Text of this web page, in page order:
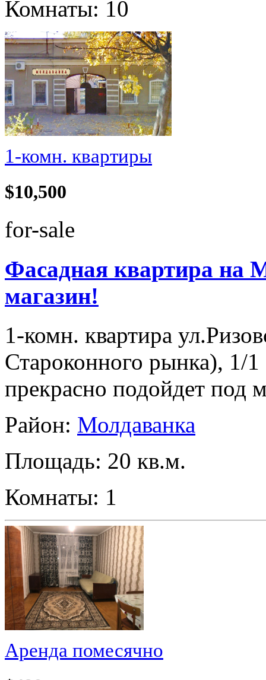
Комнаты: 10
1-комн. квартиры
$10,500
for-sale
Фасадная квартира на
магазин!
1-комн. квартира
Староконного рынка), 1/1
прекрасно подойдет под
Район: Молдаванка
Площадь: 20 кв.м.
Комнаты: 1
Аренда помесячно